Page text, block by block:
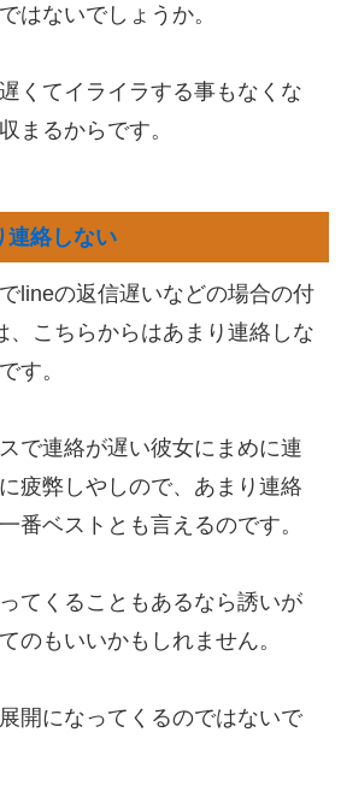
はないでしょうか。
くてイライラする事もなくな
まるからです。
連絡しない
lineの返信遅いなどの場合の付
、こちらからはあまり連絡しな
す。
で連絡が遅い彼女にまめに連
疲弊しやしので、あまり連絡
番ベストとも言えるのです。
てくることもあるなら誘いが
のもいいかもしれません。
開になってくるのではないで